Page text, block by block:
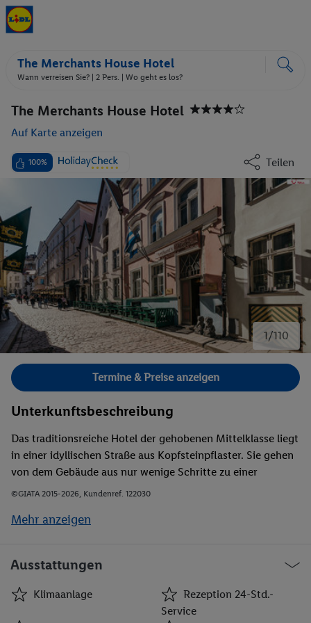
The Merchants House Hotel
Wann verreisen Sie? | 2 Pers. | Wo geht es los?
The Merchants House Hotel
Auf Karte anzeigen
100% Teilen
1/110
Bild 1 von 110.
Termine & Preise anzeigen
Unterkunftsbeschreibung
Das traditionsreiche Hotel der gehobenen Mittelklasse liegt
in einer idyllischen Straße aus Kopfsteinpflaster. Sie gehen
von dem Gebäude aus nur wenige Schritte zu einer
Haltestelle der öffentlichen Verkehrsmittel und zum
reiches Angebot an Cafés, Bars, Restaurants,
Geschäftsbezirke. Einen Skilift erreichen Sie nach ca. 5 und
den Strand nach ca. 30 Gehminuten. Der Flughafen
Ulemiste liegt ca. 4 km entfernt.
©GIATA 2015-2026, Kundenref. 122030
Mehr anzeigen
Ausstattungen
Klimaanlage
Rezeption 24-Std.-
Service